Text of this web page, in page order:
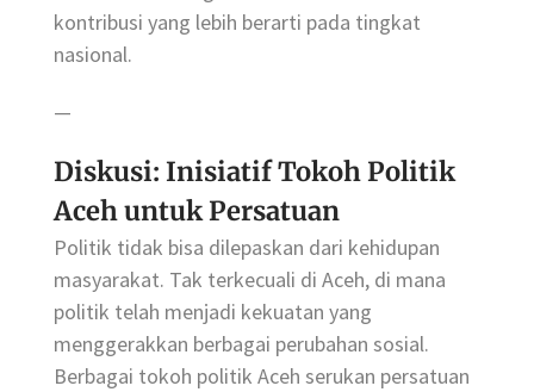
kontribusi yang lebih berarti pada tingkat
nasional.
—
Diskusi: Inisiatif Tokoh Politik
Aceh untuk Persatuan
Politik tidak bisa dilepaskan dari kehidupan
masyarakat. Tak terkecuali di Aceh, di mana
politik telah menjadi kekuatan yang
menggerakkan berbagai perubahan sosial.
Berbagai tokoh politik Aceh serukan persatuan